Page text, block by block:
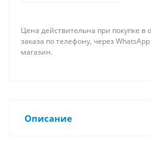
Цена действительна при покупке
заказа по телефону, через
магазин.
Описание